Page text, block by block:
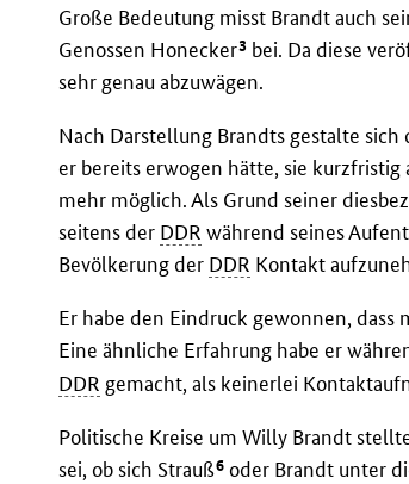
Große Bedeutung misst Brandt auch
Genossen Honecker3 bei. Da diese
sehr genau abzuwägen.
Nach Darstellung Brandts gestalte sich
er bereits erwogen hätte, sie
mehr möglich. Als Grund seiner
seitens der DDR während seines
Bevölkerung der DDR Kontakt
Er habe den Eindruck gewonnen,
Eine ähnliche Erfahrung habe er
DDR gemacht, als keinerlei
Politische Kreise um Willy Brandt
sei, ob sich Strauß6 oder Brandt unter